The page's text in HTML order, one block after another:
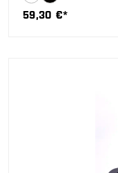
59,30 €*